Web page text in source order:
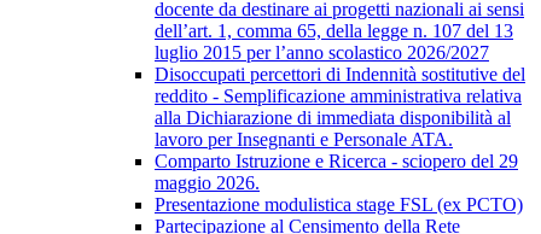
docente da destinare ai progetti nazionali ai sensi
dell’art. 1, comma 65, della legge n. 107 del 13
luglio 2015 per l’anno scolastico 2026/2027
Disoccupati percettori di Indennità sostitutive del
reddito - Semplificazione amministrativa relativa
alla Dichiarazione di immediata disponibilità al
lavoro per Insegnanti e Personale ATA.
Comparto Istruzione e Ricerca - sciopero del 29
maggio 2026.
Presentazione modulistica stage FSL (ex PCTO)
Partecipazione al Censimento della Rete